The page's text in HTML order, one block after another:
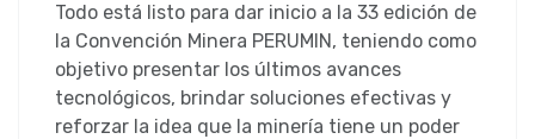
Todo está listo para dar inicio a la 33 edición de
la Convención Minera PERUMIN, teniendo como
objetivo presentar los últimos avances
tecnológicos, brindar soluciones efectivas y
reforzar la idea que la minería tiene un poder